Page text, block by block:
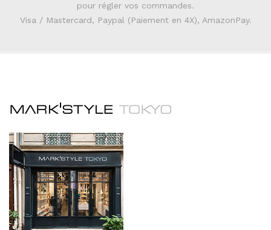
pour régler vos commandes.
Visa / Mastercard, Paypal (Paiement en 4X), AmazonPay.